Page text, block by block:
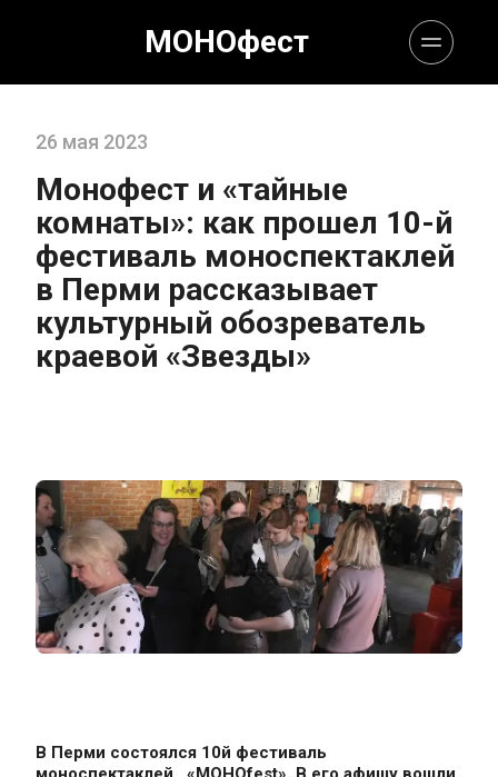
МОНОфест
26 мая 2023
Монофест и «тайные
комнаты»: как прошел 10-й
фестиваль моноспектаклей
в Перми рассказывает
культурный обозреватель
краевой «Звезды»
В Перми состоялся 10й фестиваль